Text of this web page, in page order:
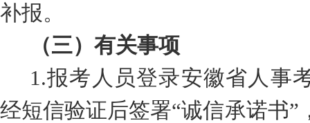
补报。
（三）有关事项
1.报考人员登录安徽省人事
经短信验证后签署“诚信承诺书”